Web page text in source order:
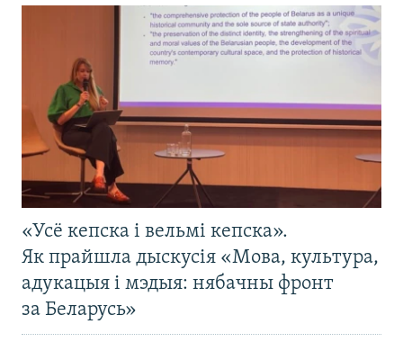
«Усё кепска і вельмі кепска».
Як прайшла дыскусія «Мова, культура,
адукацыя і мэдыя: нябачны фронт
за Беларусь»